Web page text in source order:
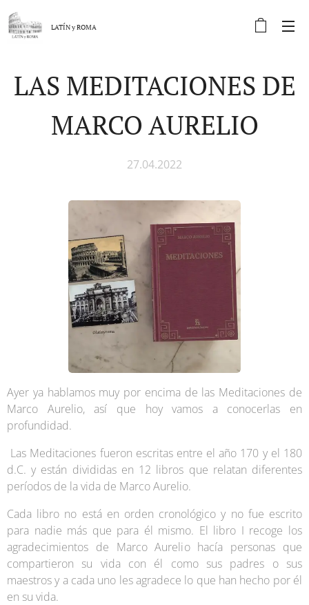
LATÍN yROMA
LAS MEDITACIONES DE
MARCO AURELIO
27.04.2022
Ayer ya hablamos muy por encima de las Meditaciones de
Marco Aurelio, así que hoy vamos a conocerlas en
profundidad.
Las Meditaciones fueron escritas entre el año 170 y el 180
d.C. y están divididas en 12 libros que relatan diferentes
períodos de la vida de Marco Aurelio.
Cada libro no está en orden cronológico y no fue escrito
para nadie más que para él mismo. El libro I recoge los
agradecimientos de Marco Aurelio hacía personas que
compartieron su vida con él como sus padres o sus
maestros y a cada uno les agradece lo que han hecho por él
en su vida.